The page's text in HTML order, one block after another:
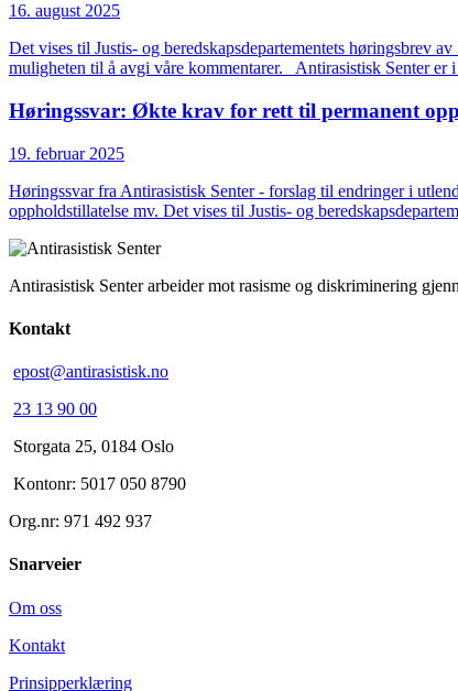
16. august 2025
Det vises til Justis- og beredskapsdepartementets høringsbrev
muligheten til å avgi våre kommentarer. Antirasistisk Senter
Høringssvar: Økte krav for rett til permanent
19. februar 2025
Høringssvar fra Antirasistisk Senter - forslag til endringer i
oppholdstillatelse mv. Det vises til Justis- og
Antirasistisk Senter arbeider mot rasisme og diskriminering
Kontakt
epost@antirasistisk.no
23 13 90 00
Storgata 25, 0184 Oslo
Kontonr: 5017 050 8790
Org.nr: 971 492 937
Snarveier
Om oss
Kontakt
Prinsipperklæring